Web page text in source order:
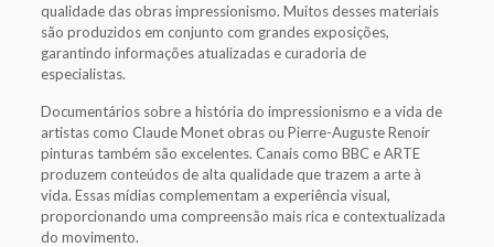
qualidade das obras impressionismo. Muitos desses materiais
são produzidos em conjunto com grandes exposições,
garantindo informações atualizadas e curadoria de
especialistas.
Documentários sobre a história do impressionismo e a vida de
artistas como Claude Monet obras ou Pierre-Auguste Renoir
pinturas também são excelentes. Canais como BBC e ARTE
produzem conteúdos de alta qualidade que trazem a arte à
vida. Essas mídias complementam a experiência visual,
proporcionando uma compreensão mais rica e contextualizada
do movimento.